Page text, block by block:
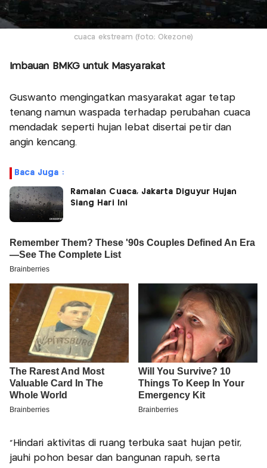
cuaca ekstream (foto; Okezone)
Imbauan BMKG untuk Masyarakat
Guswanto mengingatkan masyarakat agar tetap
tenang namun waspada terhadap perubahan cuaca
mendadak seperti hujan lebat disertai petir dan
angin kencang.
Baca Juga :
Ramalan Cuaca, Jakarta Diguyur Hujan
Siang Hari Ini
“Hindari aktivitas di ruang terbuka saat hujan petir,
jauhi pohon besar dan bangunan rapuh, serta